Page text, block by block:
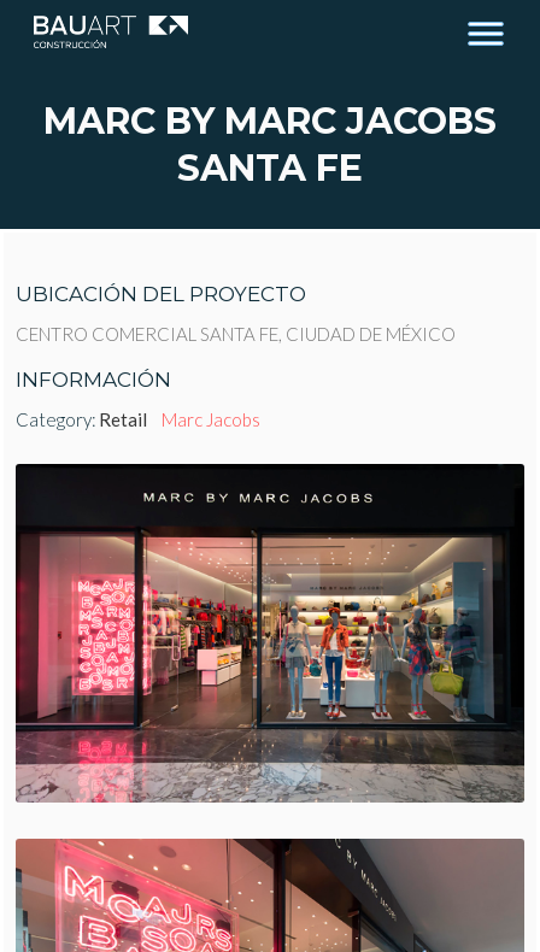
MARC BY MARC JACOBS
SANTA FE
UBICACIÓN DEL PROYECTO
CENTRO COMERCIAL SANTA FE, CIUDAD DE MÉXICO
INFORMACIÓN
Category: Retail Marc Jacobs